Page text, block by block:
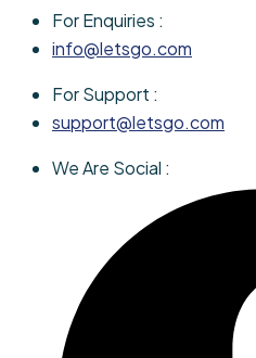
For Enquiries :
info@letsgo.com
For Support :
support@letsgo.com
We Are Social :